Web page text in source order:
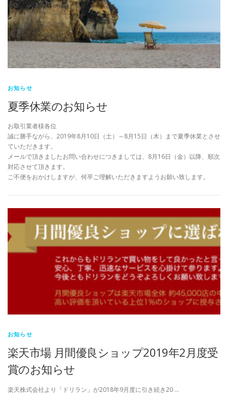
お知らせ
夏季休業のお知らせ
お取引業者様各位
誠に勝手ながら、2019年8月10日（土）～8月15日（木）まで夏季休業とさせ
ていただきます。
メールで頂きましたお問い合わせにつきましては、8月16日（金）以降、順次
対応させて頂きます。
ご不便をおかけしますが、何卒ご理解いただきますようお願い致します。
お知らせ
楽天市場 月間優良ショップ2019年2月度受
賞のお知らせ
楽天株式会社より「ドリラン」が2018年9月度に引き続き20 …